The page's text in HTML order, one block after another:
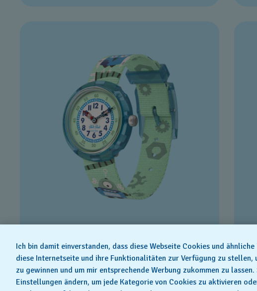
BEEP BEEP BEEP!
€ 44,00
Ich bin damit einverstanden, dass diese Webseite Cookies und
diese Internetseite und ihre Funktionalitäten zur Verfügung zu stellen,
zu gewinnen und um mir entsprechende Werbung zukommen zu
Einstellungen ändern, um jede Kategorie von Cookies zu aktivieren